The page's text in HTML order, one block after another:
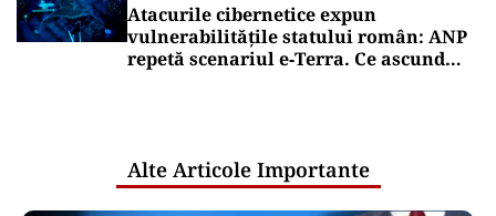
Atacurile cibernetice expun
vulnerabilitățile statului român: ANP
repetă scenariul e‑Terra. Ce ascund
Alte Articole Importante